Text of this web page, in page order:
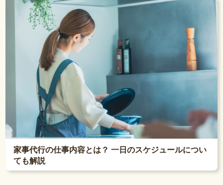
家事代行の仕事内容とは？ 一日のスケジュールについ
ても解説